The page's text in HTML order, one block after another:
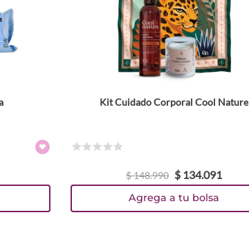
un comentario
Kit Cuidado Corporal Cool Nature
$148.990 $ 134.091
Agrega a tu bolsa